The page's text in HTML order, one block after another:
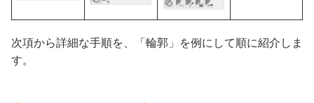
次項から詳細な手順を、「輪郭」を例にして順に紹介しま
す。